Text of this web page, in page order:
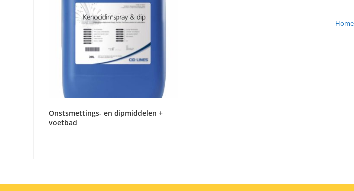
Home
Onstsmettings- en dipmiddelen +
voetbad